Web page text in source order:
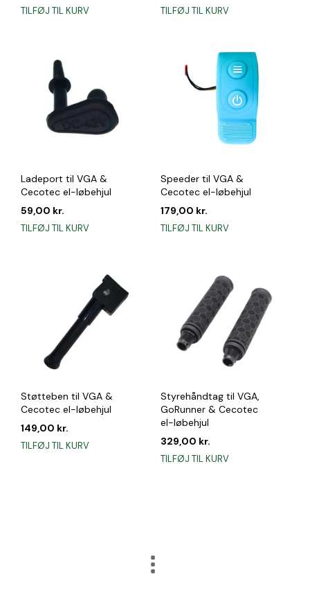
TILFØJ TIL KURV TILFØJ TIL KURV
Ladeport til VGA &
Cecotec el-løbehjul
59,00 kr.
TILFØJ TIL KURV
Speeder til VGA &
Cecotec el-løbehjul
179,00 kr.
TILFØJ TIL KURV
Støtteben til VGA &
Cecotec el-løbehjul
149,00 kr.
TILFØJ TIL KURV
Styrehåndtag til VGA,
GoRunner & Cecotec
el-løbehjul
329,00 kr.
TILFØJ TIL KURV